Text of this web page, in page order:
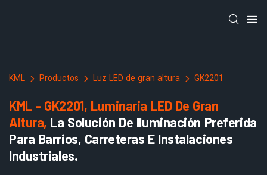
KML Productos Luz LED de gran altura GK2201
KML - GK2201, Luminaria LED De Gran
Altura, La Solución De Iluminación Preferida
Para Barrios, Carreteras E Instalaciones
Industriales.